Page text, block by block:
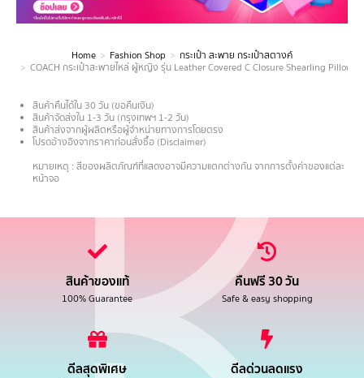
You are here:
Home Fashion Shop
กระเป๋า สะพาย กระเป๋าสตางค์
COACH กระเป๋าสะพายไหล่ ผู้หญิง รุ่น Leather Covered C Closure Shearling Pillow
สินค้าคืนได้ใน 30 วัน (ขอคืนเงิน)
สินค้าจัดส่งใน 1-3 วัน (กรุงเทพฯ 1-2 วัน)
สินค้าส่งจากผู้ผลิตหรือผู้จำหน่ายทางการโดยตรง
โปรดอ้างอิงจากราคาก่อนสั่งซื้อ (Disclaimer)
หมายเหตุ : สีของผลิตภัณฑ์ที่แสดงอาจมีความแตกต่างกัน จากการตั้งค่าของแต่ละ
หน้าจอ
สินค้าของแท้
100% Guarantee
คืนฟรี 30 วัน
Safe & easy shopping
ดีลสุดพิเศษ ดีลด่วนลดแรง